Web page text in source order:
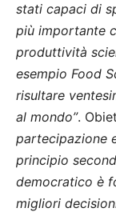
stati capaci di
più importante
produttività
esempio Food
risultare
al mondo”.
partecipazione
principio
democratico è
migliori